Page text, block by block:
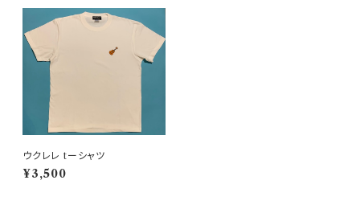
ウクレレ tーシャツ
¥3,500